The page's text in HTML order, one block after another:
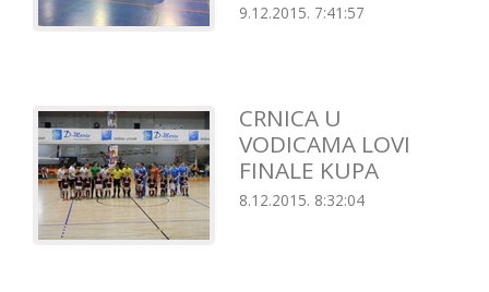
9.12.2015. 7:41:57
CRNICA U
VODICAMA LOVI
FINALE KUPA
8.12.2015. 8:32:04